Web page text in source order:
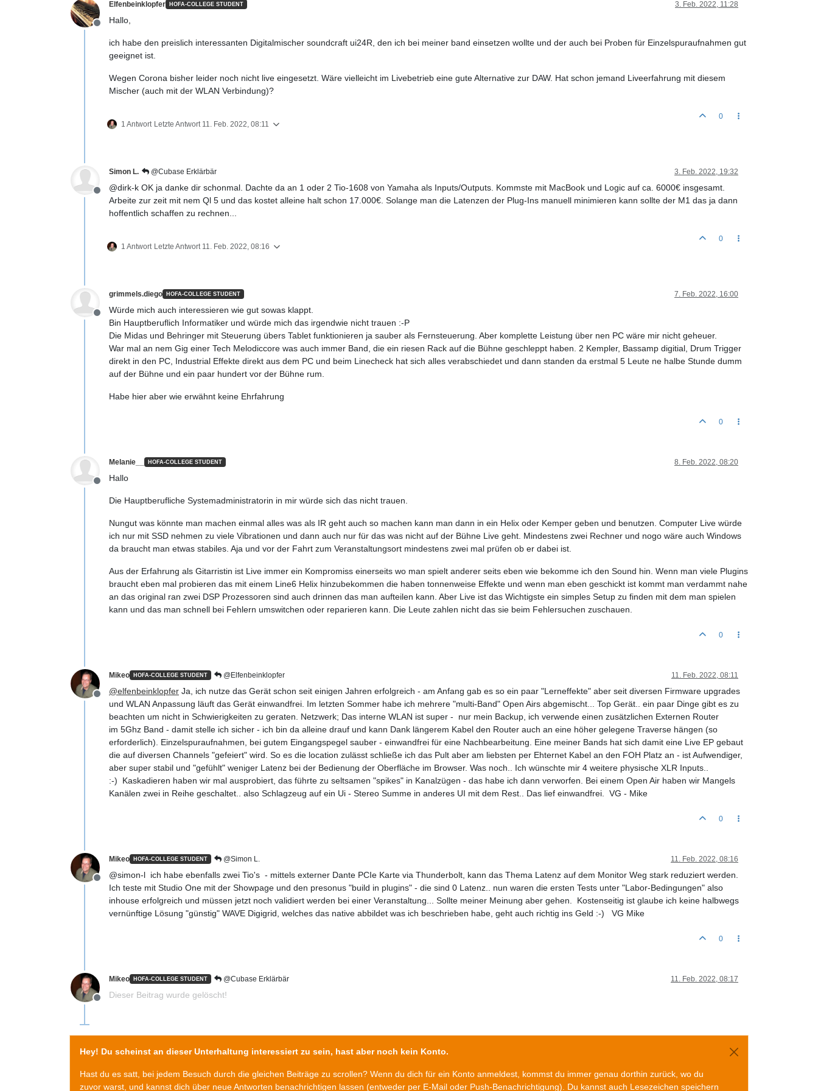
Offline
Elfenbeinklopfer HOFA-COLLEGE STUDENT 3. Feb. 2022, 11:28
Hallo,
ich habe den preislich interessanten Digitalmischer soundcraft ui24R, den ich bei meiner band einsetzen wollte und der auch bei Proben für Einzelspuraufnahmen gut
geeignet ist.
Wegen Corona bisher leider noch nicht live eingesetzt. Wäre vielleicht im Livebetrieb eine gute Alternative zur DAW. Hat schon jemand Liveerfahrung mit diesem
Mischer (auch mit der WLAN Verbindung)?
1 Antwort Letzte Antwort 11. Feb. 2022, 08:11
0
Offline
Simon L. @Cubase Erklärbär 3. Feb. 2022, 19:32
@dirk-k OK ja danke dir schonmal. Dachte da an 1 oder 2 Tio-1608 von Yamaha als Inputs/Outputs. Kommste mit MacBook und Logic auf ca. 6000€ insgesamt.
Arbeite zur zeit mit nem Ql 5 und das kostet alleine halt schon 17.000€. Solange man die Latenzen der Plug-Ins manuell minimieren kann sollte der M1 das ja dann
hoffentlich schaffen zu rechnen...
1 Antwort Letzte Antwort 11. Feb. 2022, 08:16
0
Offline
grimmels.diego HOFA-COLLEGE STUDENT 7. Feb. 2022, 16:00
Würde mich auch interessieren wie gut sowas klappt.
Bin Hauptberuflich Informatiker und würde mich das irgendwie nicht trauen :-P
Die Midas und Behringer mit Steuerung übers Tablet funktionieren ja sauber als Fernsteuerung. Aber komplette Leistung über nen PC wäre mir nicht geheuer.
War mal an nem Gig einer Tech Melodiccore was auch immer Band, die ein riesen Rack auf die Bühne geschleppt haben. 2 Kempler, Bassamp digitial, Drum Trigger
direkt in den PC, Industrial Effekte direkt aus dem PC und beim Linecheck hat sich alles verabschiedet und dann standen da erstmal 5 Leute ne halbe Stunde dumm
auf der Bühne und ein paar hundert vor der Bühne rum.
Habe hier aber wie erwähnt keine Ehrfahrung
0
Offline
Melanie__ HOFA-COLLEGE STUDENT 8. Feb. 2022, 08:20
Hallo
Die Hauptberufliche Systemadministratorin in mir würde sich das nicht trauen.
Nungut was könnte man machen einmal alles was als IR geht auch so machen kann man dann in ein Helix oder Kemper geben und benutzen. Computer Live würde
ich nur mit SSD nehmen zu viele Vibrationen und dann auch nur für das was nicht auf der Bühne Live geht. Mindestens zwei Rechner und nogo wäre auch Windows
da braucht man etwas stabiles. Aja und vor der Fahrt zum Veranstaltungsort mindestens zwei mal prüfen ob er dabei ist.
Aus der Erfahrung als Gitarristin ist Live immer ein Kompromiss einerseits wo man spielt anderer seits eben wie bekomme ich den Sound hin. Wenn man viele Plugins
braucht eben mal probieren das mit einem Line6 Helix hinzubekommen die haben tonnenweise Effekte und wenn man eben geschickt ist kommt man verdammt nahe
an das original ran zwei DSP Prozessoren sind auch drinnen das man aufteilen kann. Aber Live ist das Wichtigste ein simples Setup zu finden mit dem man spielen
kann und das man schnell bei Fehlern umswitchen oder reparieren kann. Die Leute zahlen nicht das sie beim Fehlersuchen zuschauen.
0
Offline
Mikeo HOFA-COLLEGE STUDENT @Elfenbeinklopfer 11. Feb. 2022, 08:11
@elfenbeinklopfer Ja, ich nutze das Gerät schon seit einigen Jahren erfolgreich - am Anfang gab es so ein paar "Lerneffekte" aber seit diversen Firmware upgrades
und WLAN Anpassung läuft das Gerät einwandfrei. Im letzten Sommer habe ich mehrere "multi-Band" Open Airs abgemischt... Top Gerät.. ein paar Dinge gibt es zu
beachten um nicht in Schwierigkeiten zu geraten. Netzwerk; Das interne WLAN ist super - nur mein Backup, ich verwende einen zusätzlichen Externen Router
im 5Ghz Band - damit stelle ich sicher - ich bin da alleine drauf und kann Dank längerem Kabel den Router auch an eine höher gelegene Traverse hängen (so
erforderlich). Einzelspuraufnahmen, bei gutem Eingangspegel sauber - einwandfrei für eine Nachbearbeitung. Eine meiner Bands hat sich damit eine Live EP gebaut
die auf diversen Channels "gefeiert" wird. So es die location zulässt schließe ich das Pult aber am liebsten per Ehternet Kabel an den FOH Platz an - ist Aufwendiger,
aber super stabil und "gefühlt" weniger Latenz bei der Bedienung der Oberfläche im Browser. Was noch.. Ich wünschte mir 4 weitere physische XLR Inputs..
:-) Kaskadieren haben wir mal ausprobiert, das führte zu seltsamen "spikes" in Kanalzügen - das habe ich dann verworfen. Bei einem Open Air haben wir Mangels
Kanälen zwei in Reihe geschaltet.. also Schlagzeug auf ein Ui - Stereo Summe in anderes UI mit dem Rest.. Das lief einwandfrei. VG - Mike
0
Offline
Mikeo HOFA-COLLEGE STUDENT @Simon L. 11. Feb. 2022, 08:16
@simon-l ich habe ebenfalls zwei Tio's - mittels externer Dante PCIe Karte via Thunderbolt, kann das Thema Latenz auf dem Monitor Weg stark reduziert werden.
Ich teste mit Studio One mit der Showpage und den presonus "build in plugins" - die sind 0 Latenz.. nun waren die ersten Tests unter "Labor-Bedingungen" also
inhouse erfolgreich und müssen jetzt noch validiert werden bei einer Veranstaltung... Sollte meiner Meinung aber gehen. Kostenseitig ist glaube ich keine halbwegs
vernünftige Lösung "günstig" WAVE Digigrid, welches das native abbildet was ich beschrieben habe, geht auch richtig ins Geld :-) VG Mike
0
Offline
Mikeo HOFA-COLLEGE STUDENT @Cubase Erklärbär 11. Feb. 2022, 08:17
Dieser Beitrag wurde gelöscht!
Hey! Du scheinst an dieser Unterhaltung interessiert zu sein, hast aber noch kein Konto.
Hast du es satt, bei jedem Besuch durch die gleichen Beiträge zu scrollen? Wenn du dich für ein Konto anmeldest, kommst du immer genau dorthin zurück, wo du
zuvor warst, und kannst dich über neue Antworten benachrichtigen lassen (entweder per E-Mail oder Push-Benachrichtigung). Du kannst auch Lesezeichen speichern